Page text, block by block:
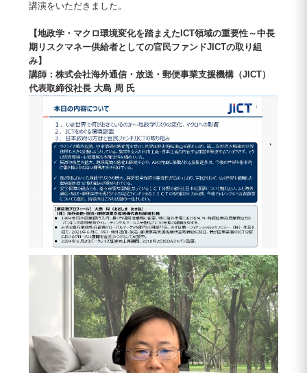
講演をいただきました。
【地政学・マクロ環境変化を踏まえたICT領域の重要性～中長
期リスクマネー供給者としての官民ファンドJICTの取り組
み】
講師：株式会社海外通信・放送・郵便事業支援機構（JICT）
代表取締役社長 大島 周 氏